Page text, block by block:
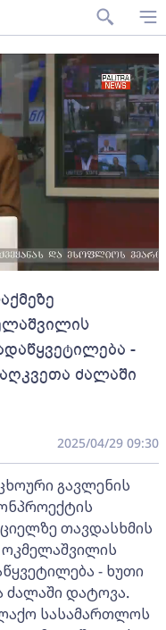
-
ძალაში
2025/04/29 09:30
გავლენის
თავდასხმის
ოკმელაშვილის
- ხუთი
ძალაში დატოვა.
სასამართლოს